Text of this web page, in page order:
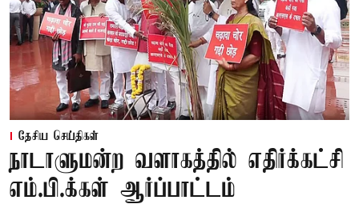
தேசிய செய்திகள்
நாடாளுமன்ற வளாகத்தில் எதிர்க்கட்சி
எம்.பி.க்கள் ஆர்ப்பாட்டம்